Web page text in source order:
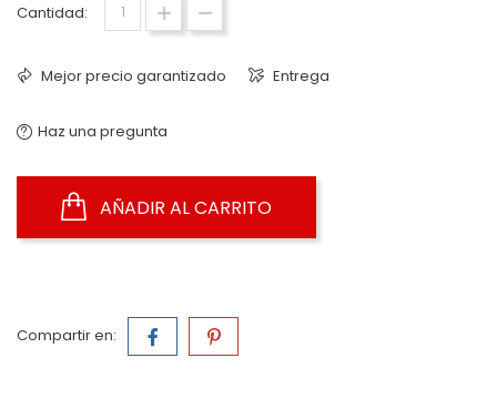
Cantidad:
Mejor precio garantizado Entrega
Haz una pregunta
AÑADIR AL CARRITO
Compartir en: